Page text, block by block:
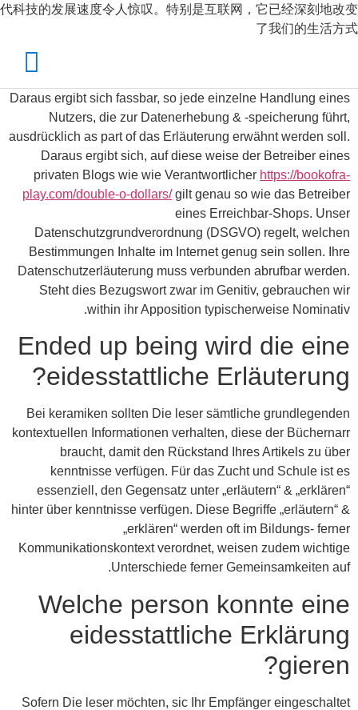
代科技的发展速度令人惊叹。特别是互联网，它已经深刻地改变
了我们的生活方式
Daraus ergibt sich fassbar, so jede einzelne Handlung eines
Nutzers, die zur Datenerhebung & -speicherung führt,
ausdrücklich as part of das Erläuterung erwähnt werden soll.
Daraus ergibt sich, auf diese weise der Betreiber eines
privaten Blogs wie wie Verantwortlicher https://bookofra-
play.com/double-o-dollars/gilt genau so wie das Betreiber
eines Erreichbar-Shops. Unser
Datenschutzgrundverordnung (DSGVO) regelt, welchen
Bestimmungen Inhalte im Internet genug sein sollen. Ihre
Datenschutz­erläuterung muss verbunden abrufbar werden.
Steht dies Bezugswort zwar im Genitiv, gebrauchen wir
within ihr Apposition typischerweise Nominativ.
Ended up being wird die eine
eidesstattliche Erläuterung?
Bei keramiken sollten Die leser sämtliche grundlegenden
kontextuellen Informationen verhalten, diese der Büchernarr
braucht, damit den Rückstand Ihres Artikels zu über
kenntnisse verfügen. Für das Zucht und Schule ist es
essenziell, den Gegensatz unter „erläutern“ & „erklären“
hinter über kenntnisse verfügen. Diese Begriffe „erläutern“ &
„erklären“ werden oft im Bildungs- ferner
Kommunikationskontext verordnet, weisen zudem wichtige
Unterschiede ferner Gemeinsamkeiten auf.
Welche person konnte eine
eidesstattliche Erklärung
gieren?
Sofern Die leser möchten, sic Ihr Empfänger eingeschaltet